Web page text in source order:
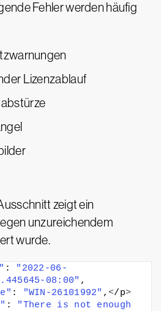
Fehler werden häufig
Lizenzablauf
zeigt ein
unzureichendem
wurde.
:
"2022-06-
08:00" ,
: "WIN-26101992" ,</p>
:
"There is not enough